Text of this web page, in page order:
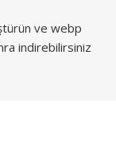
ve webp
indirebilirsiniz